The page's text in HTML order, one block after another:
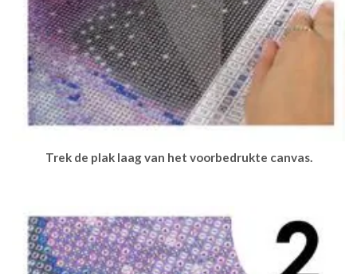
Trek de plak laag van het voorbedrukte canvas.